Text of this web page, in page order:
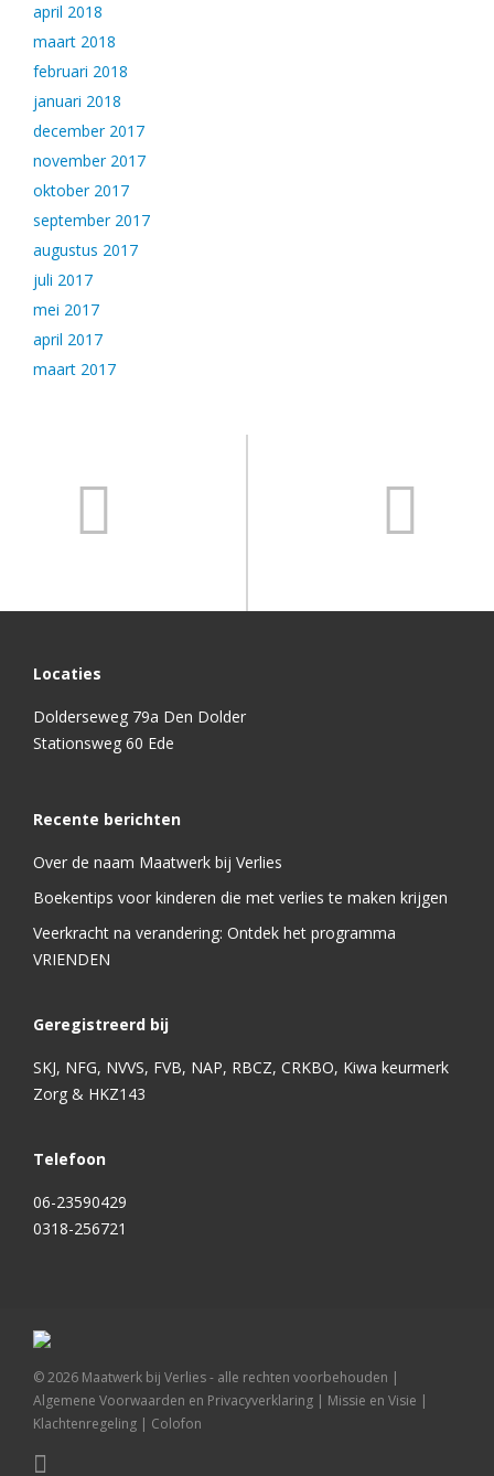
april 2018
maart 2018
februari 2018
januari 2018
december 2017
november 2017
oktober 2017
september 2017
augustus 2017
juli 2017
mei 2017
april 2017
maart 2017
Locaties
Dolderseweg 79a Den Dolder
Stationsweg 60 Ede
Recente berichten
Over de naam Maatwerk bij Verlies
Boekentips voor kinderen die met verlies te maken krijgen
Veerkracht na verandering: Ontdek het programma
VRIENDEN
Geregistreerd bij
SKJ, NFG, NVVS, FVB, NAP, RBCZ, CRKBO, Kiwa keurmerk
Zorg & HKZ143
Telefoon
06-23590429
0318-256721
©2026 Maatwerk bij Verlies - alle rechten voorbehouden |
Algemene Voorwaarden en Privacyverklaring | Missie en Visie |
Klachtenregeling | Colofon